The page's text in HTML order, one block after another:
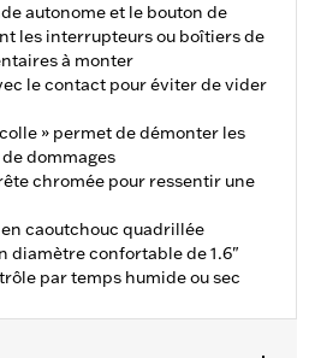
autonome et le bouton de
les interrupteurs ou boîtiers de
à monter
le contact pour éviter de vider
» permet de démonter les
dommages
chromée pour ressentir une
caoutchouc quadrillée
diamètre confortable de 1.6"
par temps humide ou sec